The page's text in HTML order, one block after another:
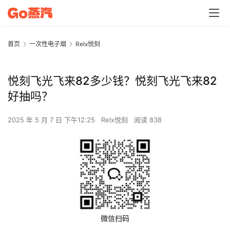
首页 一次性电子烟 Relx悦刻
悦刻飞光飞来82多少钱？悦刻飞光飞来82
好抽吗？
2025 年 5 月 7 日 下午12:25 Relx悦刻 阅读 838
微信扫码